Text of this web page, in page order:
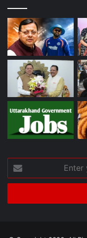
your
Email